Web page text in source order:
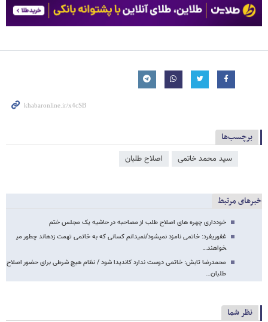
برچسب‌ها
سید محمد خاتمی اصلاح طلبان
خبرهای مرتبط
خودداری چهره های اصلاح طلب از مصاحبه در حاشیه یک مجلس ختم
غفوری​فرد: خاتمی نامزد نمی​شود/نمی​دانم کسانی که به خاتمی تهمت​ زده​اند چطور می​
خواهند…
محمدرضا تابش: خاتمی دوست ندارد کاندیدا شود / نظام هیچ شرطی برای حضور اصلاح
طلبان…
نظر شما